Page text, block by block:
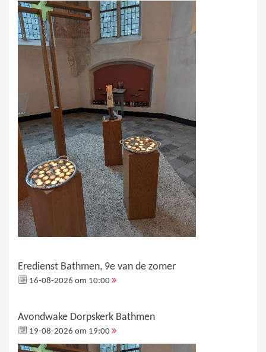
Eredienst Bathmen, 9e van de zomer
16-08-2026 om 10:00
Avondwake Dorpskerk Bathmen
19-08-2026 om 19:00